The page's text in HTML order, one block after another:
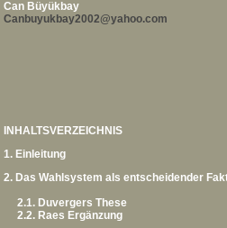
Can Büyükbay
Canbuyukbay2002@yahoo.com
INHALTSVERZEICHNIS
1. Einleitung
2. Das Wahlsystem als entscheidender
2.1. Duvergers These
2.2. Raes Ergänzung